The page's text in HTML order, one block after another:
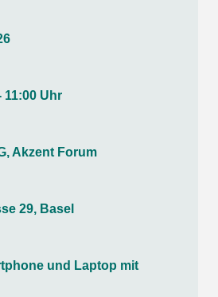
11:00 Uhr
Akzent Forum
29, Basel
und Laptop mit